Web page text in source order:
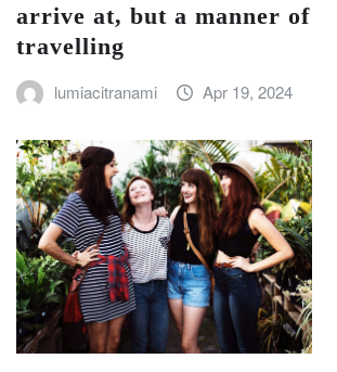
arrive at, but a manner of
travelling
lumiacitranami Apr 19, 2024